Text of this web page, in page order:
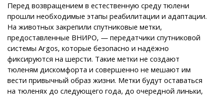
Перед возвращением в естественную среду тюлени
прошли необходимые этапы реабилитации и адаптации.
На животных закрепили спутниковые метки,
предоставленные ВНИРО, — передатчики спутниковой
системы Argos, которые безопасно и надёжно
фиксируются на шерсти. Такие метки не создают
тюленям дискомфорта и совершенно не мешают им
вести привычный образ жизни. Метки будут оставаться
на тюленях до следующего года, до очередной линьки,